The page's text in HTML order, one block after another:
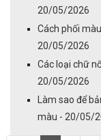
20/05/2026
Cách phối
20/05/2026
Các loại chữ
20/05/2026
Làm sao để
màu - 20/05/